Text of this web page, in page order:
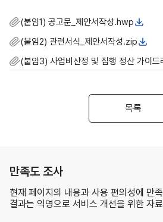
(붙임1) 공고문_제안서작성.hwp
(붙임2) 관련서식_제안서작성.zip
(붙임3) 사업비산정 및 집행 정산 가이
목록
만족도 조사
현재 페이지의 내용과 사용 편의성에 만
결과는 익명으로 서비스 개선을 위한 자